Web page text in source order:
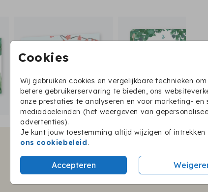
Cookies
Wij gebruiken cookies en vergelijkbare technieken om
betere gebruikerservaring te bieden, ons
onze prestaties te analyseren en voor marketing- en
mediadoeleinden (het weergeven van
advertenties).
Je kunt jouw toestemming altijd wijzigen of intrekken
ons cookiebeleid.
Accepteren
BESTEL EEN PROEFKAARTJE